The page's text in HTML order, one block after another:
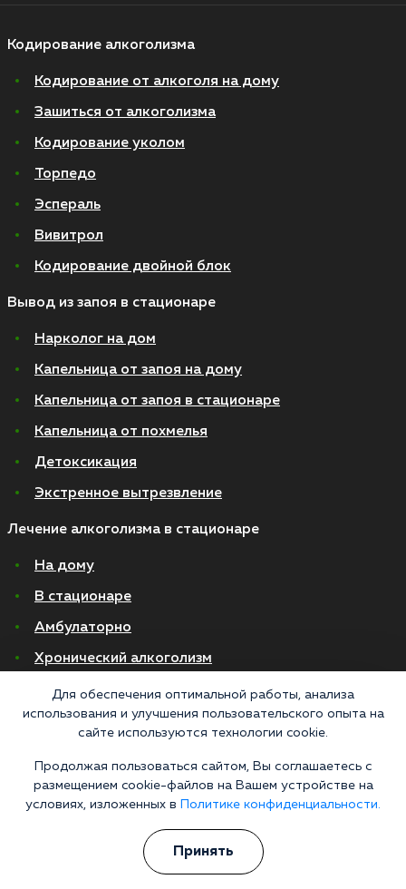
Кодирование алкоголизма
Кодирование от алкоголя на дому
Зашиться от алкоголизма
Кодирование уколом
Торпедо
Эспераль
Вивитрол
Кодирование двойной блок
Вывод из запоя в стационаре
Нарколог на дом
Капельница от запоя на дому
Капельница от запоя в стационаре
Капельница от похмелья
Детоксикация
Экстренное вытрезвление
Лечение алкоголизма в стационаре
На дому
В стационаре
Амбулаторно
Хронический алкоголизм
Женский алкоголизм
Пивной алкоголизм
© 2026 Все права защищены
Политика конфиденциальности
Согласие на обработку персональных данных
«Напоминаем, что сайт https://narkologiya24.clinic против распространения,
продажи и приема психоактивных веществ. Незаконное производство,
пропаганда и сбыт наркотических средств или их аналогов карается в
Для обеспечения оптимальной работы, анализа
использования и улучшения пользовательского опыта на
сайте используются технологии cookie.
Продолжая пользоваться сайтом, Вы соглашаетесь с
размещением cookie-файлов на Вашем устройстве на
условиях, изложенных в
Политике конфиденциальности.
Принять